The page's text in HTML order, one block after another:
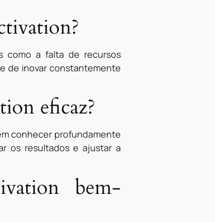
como a falta de recursos
de inovar constantemente
eficaz?
conhecer profundamente
os resultados e ajustar a
bem-